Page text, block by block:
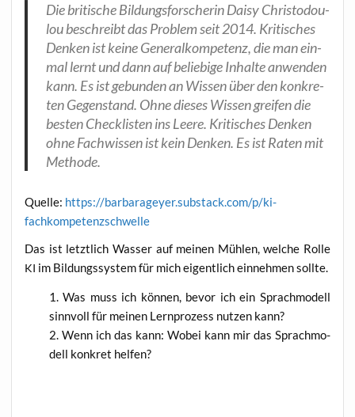
Die bri­ti­sche Bil­dungs­for­sche­rin Dai­sy Chris­to­dou­
lou beschreibt das Pro­blem seit 2014. Kri­ti­sches
Den­ken ist kei­ne Gene­ral­kom­pe­tenz, die man ein­
mal lernt und dann auf belie­bi­ge Inhal­te anwen­den
kann. Es ist gebun­den an Wis­sen über den kon­kre­
ten Gegen­stand. Ohne die­ses Wis­sen grei­fen die
bes­ten Check­lis­ten ins Lee­re. Kri­ti­sches Den­ken
ohne Fach­wis­sen ist kein Den­ken. Es ist Raten mit
Methode.
Quel­le: https://barbarageyer.substack.com/p/ki-
fachkompetenzschwelle
Das ist letzt­lich Was­ser auf mei­nen Müh­len, wel­che Rol­le
KI im Bil­dungs­sys­tem für mich eigent­lich ein­neh­men sollte.
Was muss ich kön­nen, bevor ich ein Sprach­mo­dell
sinn­voll für mei­nen Lern­pro­zess nut­zen kann?
Wenn ich das kann: Wobei kann mir das Sprach­mo­
dell kon­kret helfen?